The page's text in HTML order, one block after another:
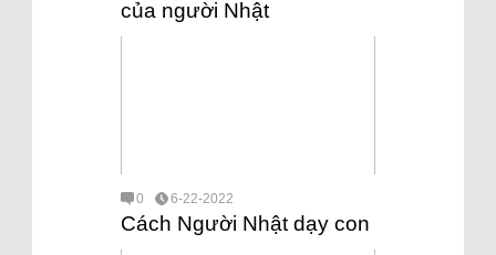
của người Nhật
0 6-22-2022
Cách Người Nhật dạy con